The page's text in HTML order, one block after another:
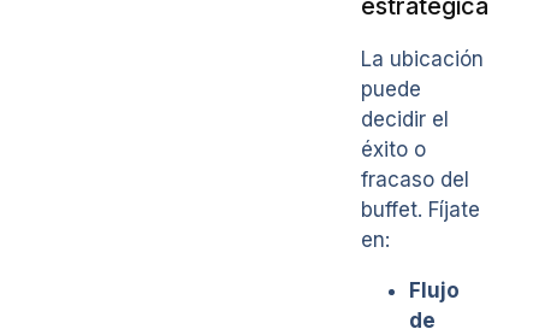
La ubicación
puede
decidir el
éxito o
fracaso del
buffet. Fíjate
en:
Flujo
de